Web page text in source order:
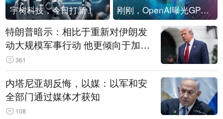
宇树科技，今日打新！ 刚刚，OpenAI曝光GPT-6！传10万亿参数，8月强行发布
特朗普暗示：相比于重新对伊朗发
动大规模军事行动 他更倾向于加大
经济施压
361
内塔尼亚胡反悔，以媒：以军和安
全部门通过媒体才获知
108